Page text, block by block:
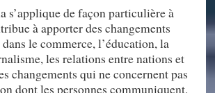
s’applique de façon particulière à
à apporter des changements
le commerce, l’éducation, la
les relations entre nations et
changements qui ne concernent pas
dont les personnes communiquent,